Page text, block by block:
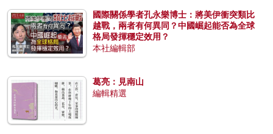
國際關係學者孔永樂博士：將美伊衝突類比
越戰，兩者有何異同？中國崛起能否為全球
格局發揮穩定效用？
本社編輯部
葛亮：見南山
編輯精選